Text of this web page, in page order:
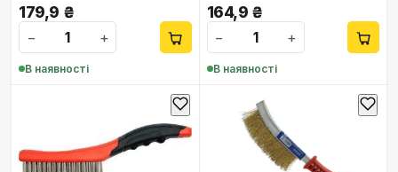
179,9 ₴
−
+
В наявності
164,9 ₴
−
+
В наявності